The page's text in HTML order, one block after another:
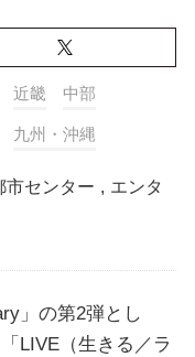
近畿 中部
九州・沖縄
市センター , エンタ
」の第2弾とし
LIVE（生きる／ラ